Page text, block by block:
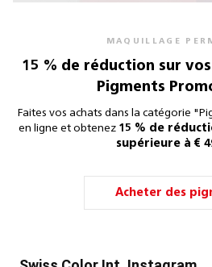
MAQUILLAGE
15 % de réduction sur
Pigments
Faites vos achats dans la catégorie
en ligne et obtenez 15 % de
supérieure à €
Acheter des